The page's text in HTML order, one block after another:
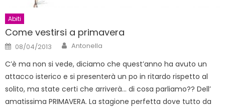
Abiti
Come vestirsi a primavera
Posted
on
08/04/2013 Author
Antonella
C’è ma non si vede, diciamo che quest’anno ha avuto un
attacco isterico e si presenterà un po in ritardo rispetto al
solito, ma state certi che arriverà… di cosa parliamo?? Dell’
amatissima PRIMAVERA. La stagione perfetta dove tutto da